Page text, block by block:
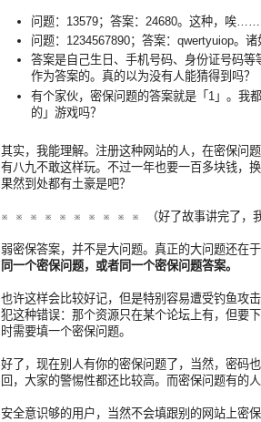
问题：13579；答案：24680。这种，唉……
问题：1234567890；答案：qwertyuiop。诸
答案是自己生日、手机号码、身份证号码
作为答案的。真的以为没有人能猜得到吗？
有个家伙，密保问题的答案就是「1」。我
的」游戏吗？
其实，我能理解。注册这种网站的人，在密保问
有八九不敢这样玩。不过一年也要一百多块钱，
果然到处都有土豪是吧？
※ ※ ※ ※ ※ ※ ※ ※ ※ ※ （好了故事讲完了，我是
弱密保答案，并不是大问题。真正的大问题还在于
同一个密保问题，或者同一个密保问题答案。
也许这样会比较好记，但是特别容易遭受钓鱼攻
犯这种错误：那个资源只在某个论坛上有，但要
时需要填一个密保问题。
好了，现在别人有你的密保问题了，当然，密码
回，大家的警惕性都还比较高。而密保问题有的
安全意识够的用户，当然不会填跟别的网站上密